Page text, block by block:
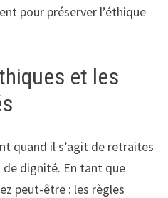
pour préserver l’éthique
et les
quand il s’agit de retraites
de dignité. En tant que
peut-être : les règles